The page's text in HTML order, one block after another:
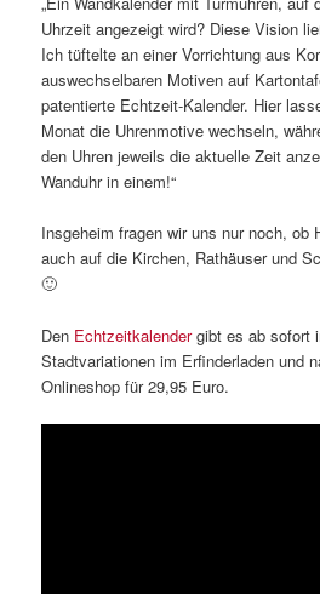
Uhrzeit angezeigt wird? Diese Vision
Ich tüftelte an einer Vorrichtung aus
auswechselbaren Motiven auf
patentierte Echtzeit-Kalender. Hier
Monat die Uhrenmotive wechseln,
den Uhren jeweils die aktuelle Zeit
Wanduhr in einem!“
Insgeheim fragen wir uns nur noch, ob
auch auf die Kirchen, Rathäuser und
🙂
Den Echtzeitkalendergibt es ab sofort
Stadtvariationen im Erfinderladen und
Onlineshop für 29,95 Euro.